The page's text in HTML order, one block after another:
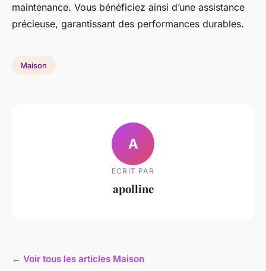
maintenance. Vous bénéficiez ainsi d’une assistance
précieuse, garantissant des performances durables.
Maison
A
ECRIT PAR
apolline
← Voir tous les articles Maison